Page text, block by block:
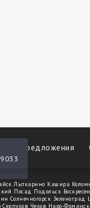
Спецпредложения
Лыткарино Кашира
Посад Подольск
Солнечногорск Зеленоград
Серпухов Чехов Наро-Фоминск